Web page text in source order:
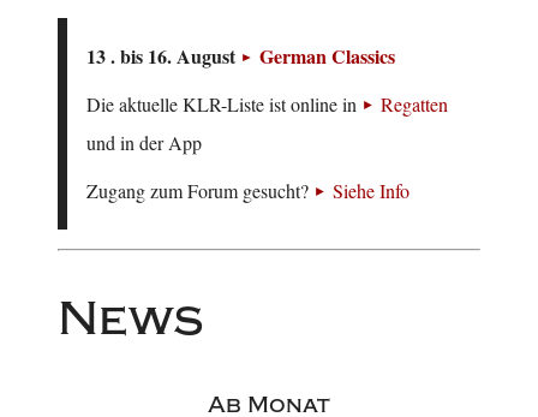
13 . bis 16. August German Classics
Die aktuelle KLR-Liste ist online in
Regatten
und in der App
Zugang zum Forum gesucht?
Siehe Info
News
Ab Monat